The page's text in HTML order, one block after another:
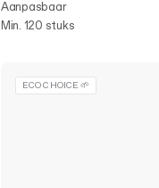
Aanpasbaar
Min. 120 stuks
ECO CHOICE 🌱